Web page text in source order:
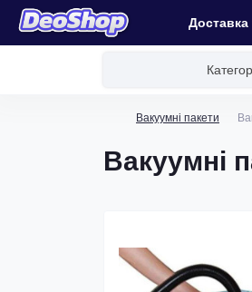
Доставка
Вакуумні пакети
Вакуумні